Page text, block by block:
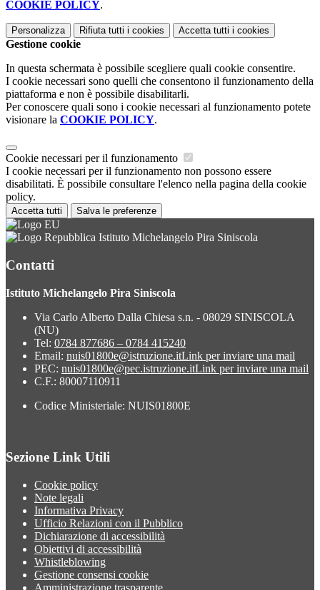
COOKIE POLICY.
Personalizza Rifiuta tutti i cookies Accetta tutti i cookies
Gestione cookie
In questa schermata è possibile scegliere quali cookie consentire.
I cookie necessari sono quelli che consentono il funzionamento della
piattaforma e non è possibile disabilitarli.
Per conoscere quali sono i cookie necessari al funzionamento potete
visionare la COOKIE POLICY.
Cookie necessari per il funzionamento
I cookie necessari per il funzionamento non possono essere
disabilitati. È possibile consultare l'elenco nella pagina della cookie
policy.
Accetta tutti Salva le preferenze
Istituto Michelangelo Pira Siniscola
Contatti
Istituto Michelangelo Pira Siniscola
Via Carlo Alberto Dalla Chiesa s.n. - 08029 SINISCOLA
(NU)
Tel: 0784 877686 – 0784 415240
Email: nuis01800e@istruzione.itLink per inviare una mail
PEC: nuis01800e@pec.istruzione.itLink per inviare una mail
C.F.: 80007110911
Codice Ministeriale: NUIS01800E
Sezione Link Utili
Cookie policy
Note legali
Informativa Privacy
Ufficio Relazioni con il Pubblico
Dichiarazione di accessibilità
Obiettivi di accessibilità
Whistleblowing
Gestione consensi cookie
Amministrazione trasparente